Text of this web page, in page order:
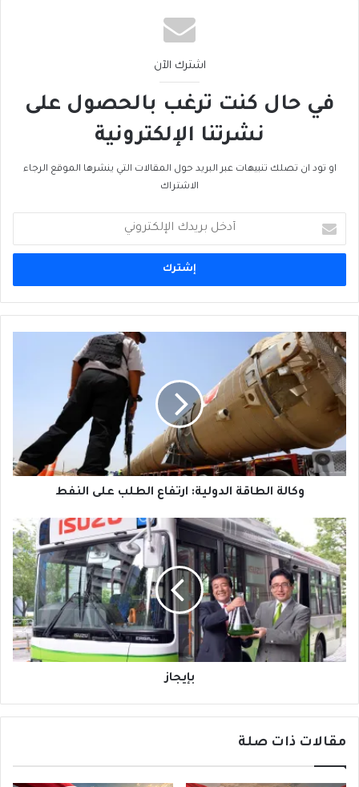
اشترك الآن
في حال كنت ترغب بالحصول على
نشرتنا الإلكترونية
او تود ان تصلك تنبيهات عبر البريد حول المقالات التي ينشرها الموقع الرجاء
الاشتراك
بريدك
الإلكتروني
وكالة
الطاقة
الدولية:
ارتفاع
الطلب
على
النفط
وكالة الطاقة الدولية: ارتفاع الطلب على النفط
بإيجاز
بإيجاز
مقالات ذات صلة